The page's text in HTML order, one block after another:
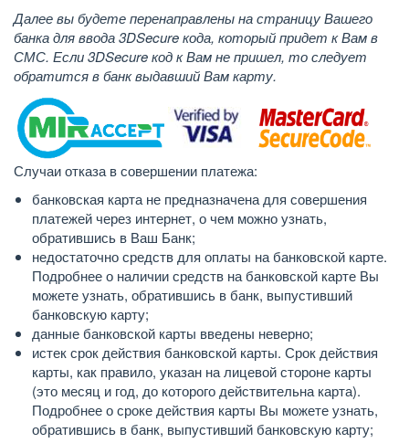
Далее вы будете перенаправлены на страницу Вашего
банка для ввода 3DSecure кода, который придет к Вам в
СМС. Если 3DSecure код к Вам не пришел, то следует
обратится в банк выдавший Вам карту.
Случаи отказа в совершении платежа:
банковская карта не предназначена для совершения
платежей через интернет, о чем можно узнать,
обратившись в Ваш Банк;
недостаточно средств для оплаты на банковской карте.
Подробнее о наличии средств на банковской карте Вы
можете узнать, обратившись в банк, выпустивший
банковскую карту;
данные банковской карты введены неверно;
истек срок действия банковской карты. Срок действия
карты, как правило, указан на лицевой стороне карты
(это месяц и год, до которого действительна карта).
Подробнее о сроке действия карты Вы можете узнать,
обратившись в банк, выпустивший банковскую карту;